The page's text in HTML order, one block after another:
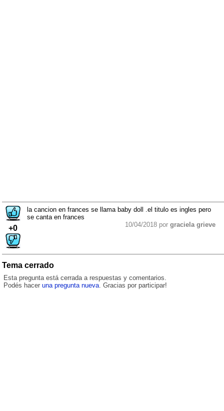
+0
la cancion en frances se llama baby doll .el titulo es ingles pero
se canta en frances
10/04/2018 por graciela grieve
Tema cerrado
Esta pregunta está cerrada a respuestas y comentarios.
Podés hacer una pregunta nueva. Gracias por participar!